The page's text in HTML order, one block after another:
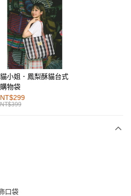
以上)免運費
貓小姐．鳳梨酥貓台式
購物袋
NT$299
NT$399
口袋